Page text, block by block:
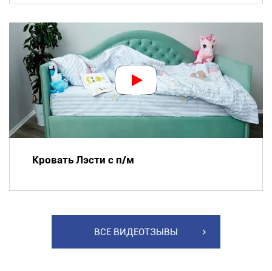
Кровать Лэсти с п/м
ВСЕ ВИДЕОТЗЫВЫ